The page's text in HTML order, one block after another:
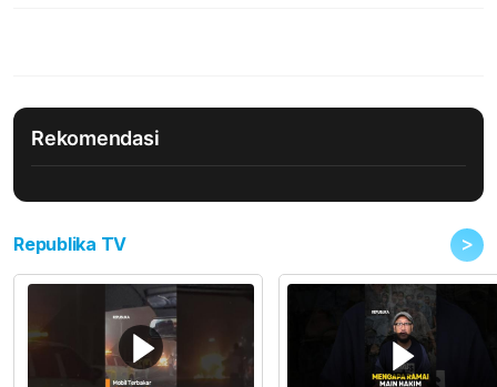
Rekomendasi
Republika TV >